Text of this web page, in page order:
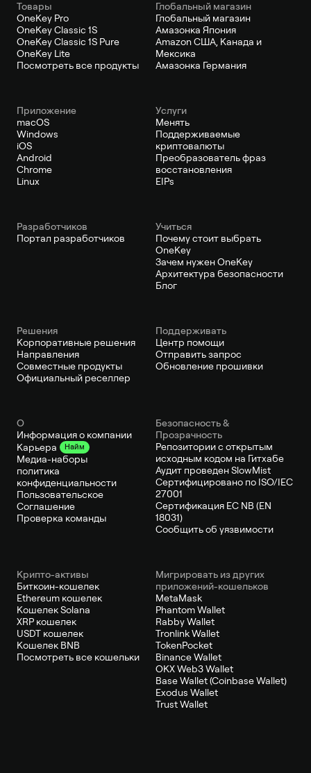
Товары
OneKey Pro
OneKey Classic 1S
OneKey Classic 1S Pure
OneKey Lite
Посмотреть все продукты
Глобальный магазин
Глобальный магазин
Амазонка Япония
Amazon США, Канада и
Мексика
Амазонка Германия
Приложение
macOS
Windows
iOS
Android
Chrome
Linux
Услуги
Менять
Поддерживаемые
криптовалюты
Преобразователь фраз
восстановления
EIPs
Pазработчиков
Портал разработчиков
Учиться
Почему стоит выбрать
OneKey
Зачем нужен OneKey
Архитектура безопасности
Блог
Решения
Корпоративные решения
Направления
Совместные продукты
Официальный реселлер
Поддерживать
Центр помощи
Отправить запрос
Обновление прошивки
О
Информация о компании
Карьера
Найм
Медиа-наборы
политика
конфиденциальности
Пользовательское
Соглашение
Проверка команды
Безопасность &
Прозрачность
Репозитории с открытым
исходным кодом на Гитхабе
Аудит проведен SlowMist
Сертифицировано по ISO/IEC
27001
Сертификация ЕС NB (EN
18031)
Сообщить об уязвимости
Крипто-активы
Биткоин-кошелек
Ethereum кошелек
Кошелек Solana
XRP кошелек
USDT кошелек
Кошелек BNB
Посмотреть все кошельки
Мигрировать из других
приложений-кошельков
MetaMask
Phantom Wallet
Rabby Wallet
Tronlink Wallet
TokenPocket
Binance Wallet
OKX Web3 Wallet
Base Wallet (Coinbase Wallet)
Exodus Wallet
Trust Wallet